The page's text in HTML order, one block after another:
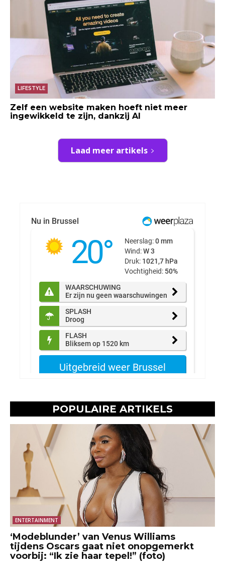
LIFESTYLE
Zelf een website maken hoeft niet meer
ingewikkeld te zijn, dankzij AI
Laad meer artikels
POPULAIRE ARTIKELS
ENTERTAINMENT
‘Modeblunder’ van Venus Williams
tijdens Oscars gaat niet onopgemerkt
voorbij: “Ik zie haar tepel!” (foto)